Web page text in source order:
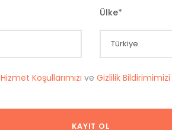
Ülke*
Hizmet Koşullarımızı ve Gizlilik Bildirimimizi